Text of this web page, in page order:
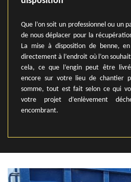
Que l’on soit un professionnel ou un
de nous déplacer pour la
La mise à disposition de benne,
directement à l’endroit où l’on
cela, ce que l’engin peut être
encore sur votre lieu de chantier
somme, tout est fait selon ce qui
votre projet d’enlèvement
encombrant.